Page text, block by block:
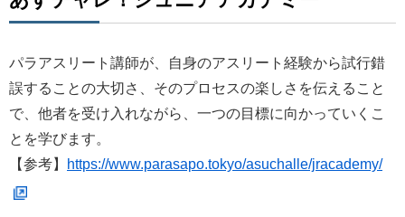
パラアスリート講師が、自身のアスリート経験から試行錯
誤することの大切さ、そのプロセスの楽しさを伝えること
で、他者を受け入れながら、一つの目標に向かっていくこ
とを学びます。
【参考】
https://www.parasapo.tokyo/asuchalle/jracademy/